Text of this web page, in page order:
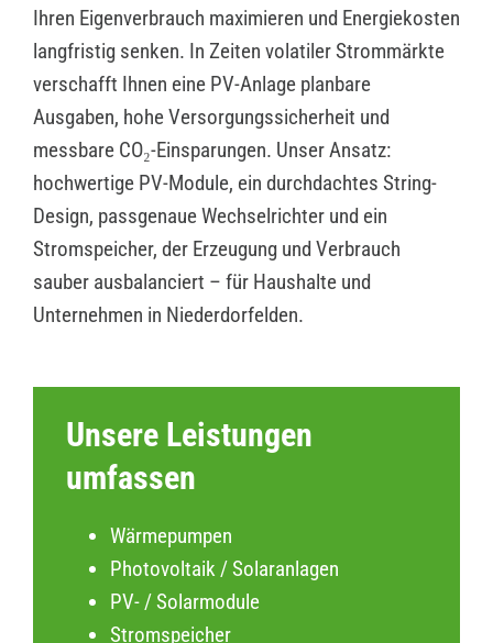
Ihren Eigenverbrauch maximieren und Energiekosten
langfristig senken. In Zeiten volatiler Strommärkte
verschafft Ihnen eine PV-Anlage planbare
Ausgaben, hohe Versorgungssicherheit und
messbare CO₂-Einsparungen. Unser Ansatz:
hochwertige PV-Module, ein durchdachtes String-
Design, passgenaue Wechselrichter und ein
Stromspeicher, der Erzeugung und Verbrauch
sauber ausbalanciert – für Haushalte und
Unternehmen in Niederdorfelden.
Unsere Leistungen
umfassen
Wärmepumpen
Photovoltaik / Solaranlagen
PV- / Solarmodule
Stromspeicher